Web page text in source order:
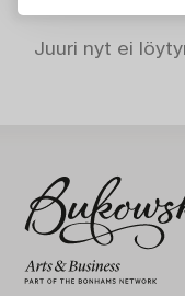
Juuri nyt ei